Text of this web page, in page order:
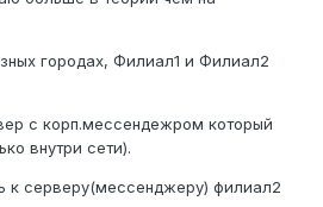
городах, Филиал1 и Филиал2
с корп.мессендежром который
внутри сети).
к серверу(мессенджеру) филиал2